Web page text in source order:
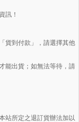
訊！
貨到付款」，請選擇其他
能出貨；如無法等待，請
站所定之退訂貨辦法加以